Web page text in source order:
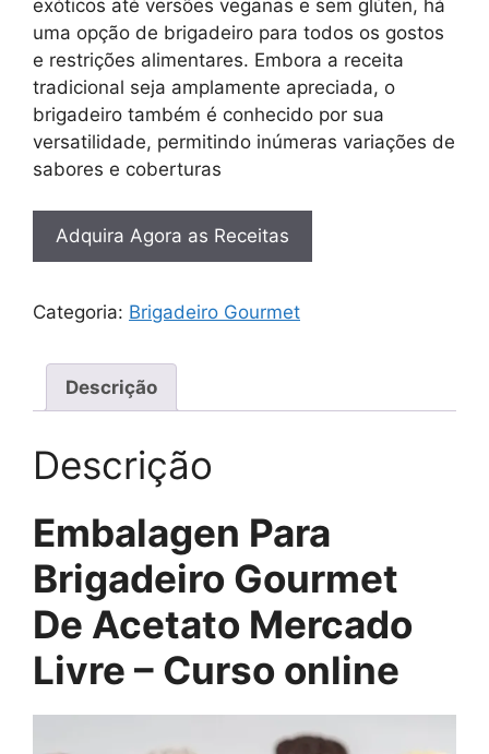
exóticos até versões veganas e sem glúten, há
uma opção de brigadeiro para todos os gostos
e restrições alimentares. Embora a receita
tradicional seja amplamente apreciada, o
brigadeiro também é conhecido por sua
versatilidade, permitindo inúmeras variações de
sabores e coberturas
Adquira Agora as Receitas
Categoria: Brigadeiro Gourmet
Descrição
Descrição
Embalagen Para
Brigadeiro Gourmet
De Acetato Mercado
Livre – Curso online